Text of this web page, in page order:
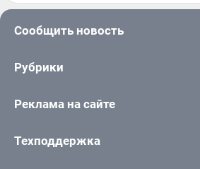
Сообщить новость
Рубрики
Реклама на сайте
Техподдержка